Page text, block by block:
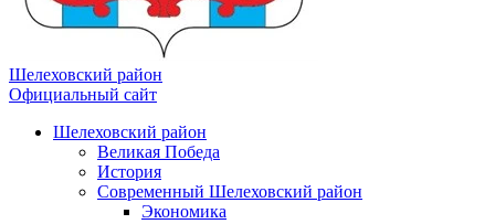
Шелеховский район
Официальный сайт
Шелеховский район
Великая Победа
История
Современный Шелеховский район
Экономика